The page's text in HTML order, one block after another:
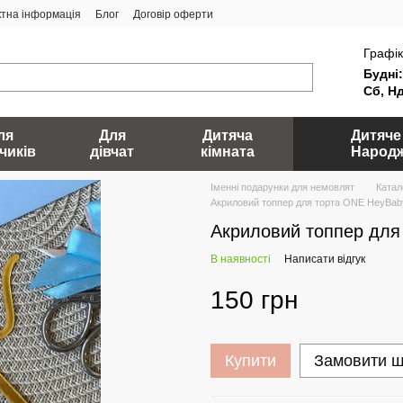
інформація Блог Договір оферти
Будні:
Сб,
Для
дівчат
Дитяча
кімната
Іменні подарунки для немовлят
Акриловий топпер для торта ONE
Акриловий топпер
В наявності Написати відгук
150 грн
Купити Замовити